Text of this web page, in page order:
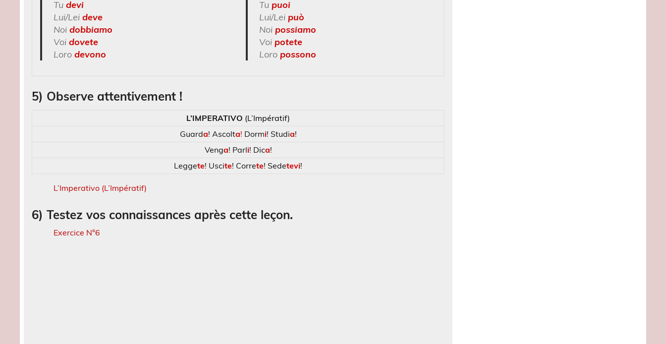
Tu devi
Lui/Lei deve
Noi dobbiamo
Voi dovete
Loro devono
Tu puoi
Lui/Lei può
Noi possiamo
Voi potete
Loro possono
5) Observe attentivement !
L’IMPERATIVO (L’Impératif)
Guarda! Ascolta! Dormi! Studia!
Venga! Parli! Dica!
Leggete! Uscite! Correte! Sedetevi!
L’Imperativo (L’Impératif)
6) Testez vos connaissances après cette leçon.
Exercice N°6